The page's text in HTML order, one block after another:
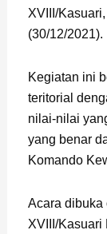
XVIII/
(30/12/2021).
Kegiatan ini
teritorial
nilai-nilai
yang benar
Komando
Acara dibuka
XVIII/Kasuari